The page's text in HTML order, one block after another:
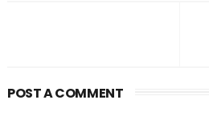
POST A COMMENT